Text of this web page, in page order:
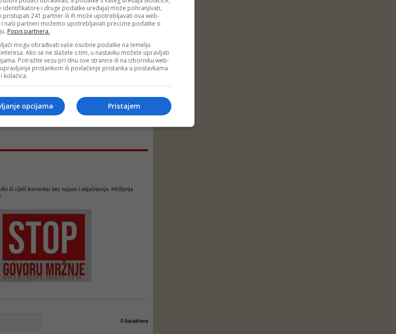
ili cijeli komentar bez najave i objašnjenja. Mišljenja
0karaktera
identifikatore i druge podatke uređaja) može pohranjivati,
pristupati 241 partner ili ih može upotrebljavati ova web-
i naši partneri možemo upotrebljavati precizne podatke o
Popis partnera.
mogu obrađivati vaše osobne podatke na temelju
Ako se ne slažete s tim, u nastavku možete upravljati
Potražite vezu pri dnu ove stranice ili na izborniku web-
pristankom ili povlačenje pristanka u postavkama
kolačića.
Pristajem
opcijama